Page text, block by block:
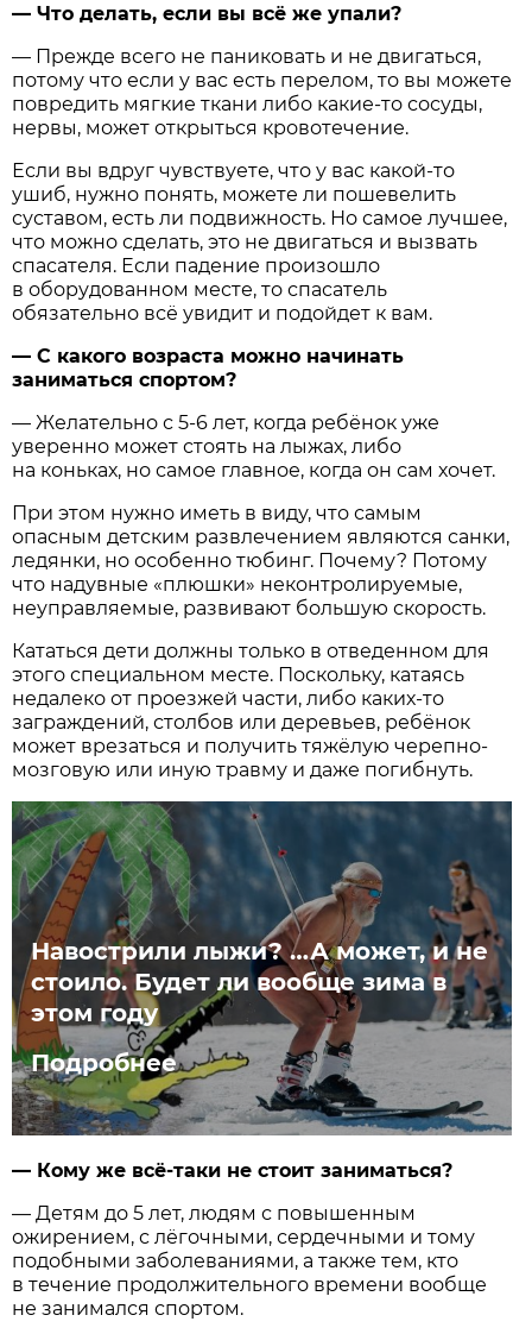
—​ Что делать, если вы всё же упали?
— Прежде всего не паниковать и не двигаться,
потому что если у вас есть перелом, то вы можете
повредить мягкие ткани либо какие-то сосуды,
нервы, может открыться кровотечение.
Если вы вдруг чувствуете, что у вас какой-то
ушиб, нужно понять, можете ли пошевелить
суставом, есть ли подвижность. Но самое лучшее,
что можно сделать, это не двигаться и вызвать
спасателя. Если падение произошло
в оборудованном месте, то спасатель
обязательно всё увидит и подойдет к вам.
— С какого возраста можно начинать
заниматься спортом?
— Желательно с 5-6 лет, когда ребёнок уже
уверенно может стоять на лыжах, либо
на коньках, но самое главное, когда он сам хочет.
При этом нужно иметь в виду, что самым
опасным детским развлечением являются санки,
ледянки, но особенно тюбинг. Почему? Потому
что надувные «плюшки» неконтролируемые,
неуправляемые, развивают большую скорость.
Кататься дети должны только в отведенном для
этого специальном месте. Поскольку, катаясь
недалеко от проезжей части, либо каких-то
заграждений, столбов или деревьев, ребёнок
может врезаться и получить тяжёлую черепно-
мозговую или иную травму и даже погибнуть.
Навострили лыжи? …А может, и не
стоило. Будет ли вообще зима в
этом году
Подробнее
— Кому же всё-таки не стоит заниматься?
— Детям до 5 лет, людям с повышенным
ожирением, с лёгочными, сердечными и тому
подобными заболеваниями, а также тем, кто
в течение продолжительного времени вообще
не занимался спортом.